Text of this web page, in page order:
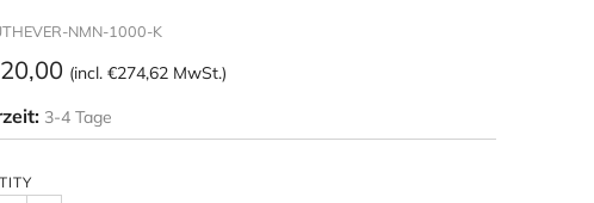
NMN-1000-K
(incl. €274,62 MwSt.)
3-4 Tage